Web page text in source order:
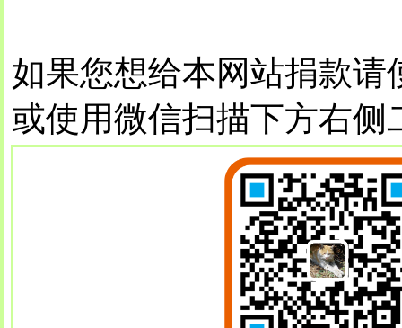
如果您想给本网站捐款
或使用微信扫描下方右侧